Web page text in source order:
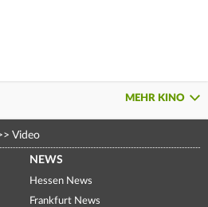
MEHR KINO
Video
NEWS
Hessen News
Frankfurt News